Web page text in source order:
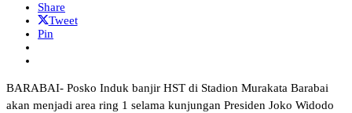
Share
Tweet
Pin
BARABAI- Posko Induk banjir HST di Stadion Murakata Barabai
akan menjadi area ring 1 selama kunjungan Presiden Joko Widodo